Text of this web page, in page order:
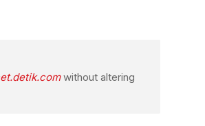
without altering